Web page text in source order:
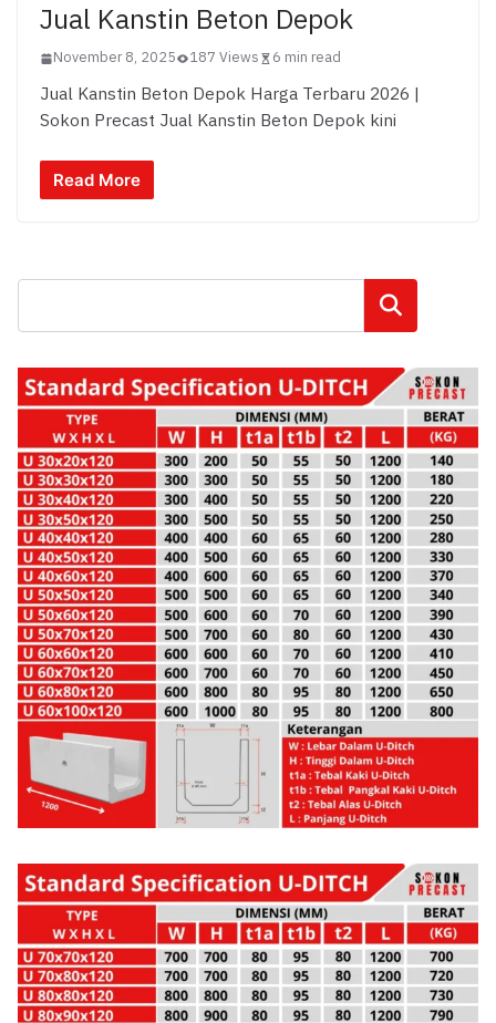
Jual Kanstin Beton Depok
November 8, 2025 187 Views 6 min read
Jual Kanstin Beton Depok Harga Terbaru 2026 |
Sokon Precast Jual Kanstin Beton Depok kini
Read More
Cari